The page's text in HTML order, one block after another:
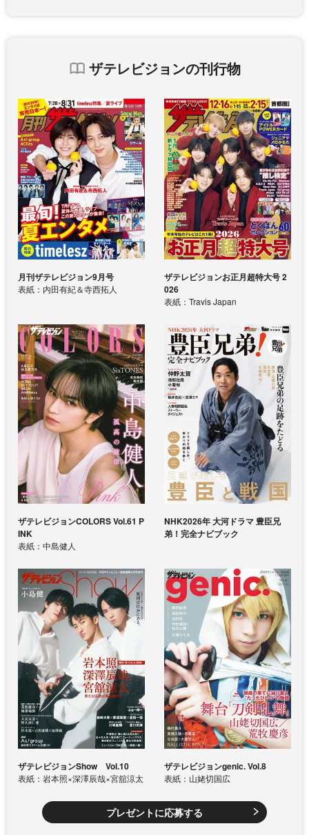
ザテレビジョンの刊行物
月刊ザテレビジョン9月号
表紙：内田有紀＆寺西拓人
ザテレビジョンお正月超特大号 2
026
表紙：Travis Japan
ザテレビジョンCOLORS Vol.61 P
INK
表紙：中島健人
NHK2026年 大河ドラマ 豊臣兄
弟！完全ナビブック
ザテレビジョンShow Vol.10
表紙：岩本照×深澤辰哉×宮舘涼太
ザテレビジョンgenic. Vol.8
表紙：山姥切国広
プレゼントに応募する